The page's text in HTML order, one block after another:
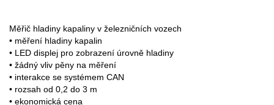
Měřič hladiny kapaliny v železničních vozech
• měření hladiny kapalin
• LED displej pro zobrazení úrovně hladiny
• žádný vliv pěny na měření
• interakce se systémem CAN
• rozsah od 0,2 do 3 m
• ekonomická cena